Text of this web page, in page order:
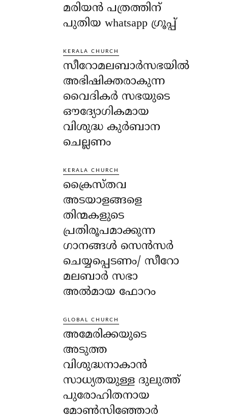
മരിയൻ പത്രത്തിന്
പുതിയ whatsapp ഗ്രൂപ്പ്
KERALA CHURCH
സീറോമലബാർസഭയിൽ
അഭിഷിക്തരാകുന്ന
വൈദികർ സഭയുടെ
ഔദ്യോഗികമായ
വിശുദ്ധ കുർബാന
ചെല്ലണം
KERALA CHURCH
ക്രൈസ്തവ
അടയാളങ്ങളെ
തിന്മകളുടെ
പ്രതിരൂപമാക്കുന്ന
ഗാനങ്ങൾ സെൻസർ
ചെയ്യപ്പെടണം/ സീറോ
മലബാർ സഭാ
അൽമായ ഫോറം
GLOBAL CHURCH
അമേരിക്കയുടെ
അടുത്ത
വിശുദ്ധനാകാൻ
സാധ്യതയുള്ള ദുലുത്ത്
പുരോഹിതനായ
മോൺസിഞ്ഞോർ